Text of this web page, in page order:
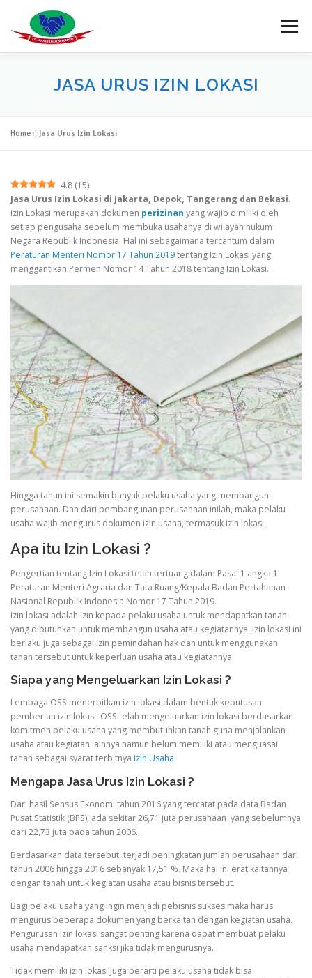
konten
Menu
PROFIL PERIZINAN LEGALITAS
TOURIST VISA C1
JASA URUS IZIN LOKASI
Home »Jasa Urus Izin Lokasi
4.8 (15)
Jasa Urus Izin Lokasi di Jakarta, Depok, Tangerang dan Bekasi.
izin Lokasi merupakan dokumen perizinan yang wajib dimiliki oleh
setiap pengusaha sebelum membuka usahanya di wilayah hukum
Negara Republik Indonesia. Hal ini sebagaimana tercantum dalam
Peraturan Menteri Nomor 17 Tahun 2019tentang Izin Lokasi yang
menggantikan Permen Nomor 14 Tahun 2018 tentang Izin Lokasi.
Hingga tahun ini semakin banyak pelaku usaha yang membangun
perusahaan. Dan dari pembangunan perusahaan inilah, maka pelaku
usaha wajib mengurus dokumen izin usaha, termasuk izin lokasi.
Apa itu Izin Lokasi ?
Pengertian tentang Izin Lokasi telah tertuang dalam Pasal 1 angka 1
Peraturan Menteri Agraria dan Tata Ruang/Kepala Badan Pertahanan
Nasional Republik Indonesia Nomor 17 Tahun 2019.
Izin lokasi adalah izin kepada pelaku usaha untuk mendapatkan tanah
yang dibutuhkan untuk membangun usaha atau kegiatannya. Izin lokasi ini
berlaku juga sebagai izin pemindahan hak dan untuk menggunakan
tanah tersebut untuk keperluan usaha atau kegiatannya.
Siapa yang Mengeluarkan Izin Lokasi ?
Lembaga OSS menerbitkan izin lokasi dalam bentuk keputusan
pemberian izin lokasi. OSS telah mengeluarkan izin lokasi berdasarkan
komitmen pelaku usaha yang membutuhkan tanah guna menjalankan
usaha atau kegiatan lainnya namun belum memiliki atau menguasai
tanah sebagai syarat terbitnya Izin Usaha
Mengapa Jasa Urus Izin Lokasi ?
Dari hasil Sensus Ekonomi tahun 2016 yang tercatat pada data Badan
Pusat Statistik (BPS), ada sekitar 26,71 juta perusahaan yang sebelumnya
dari 22,73 juta pada tahun 2006.
Berdasarkan data tersebut, terjadi peningkatan jumlah perusahaan dari
tahun 2006 hingga 2016 sebanyak 17,51 %. Maka hal ini erat kaitannya
dengan tanah untuk kegiatan usaha atau bisnis tersebut.
Bagi pelaku usaha yang ingin menjadi pebisnis sukses maka harus
mengurus beberapa dokumen yang berkaitan dengan kegiatan usaha.
Pengurusan izin lokasi sangat penting karena dapat membuat pelaku
usaha mendapatkan sanksi jika tidak mengurusnya.
Tidak memiliki izin lokasi juga berarti pelaku usaha tidak bisa